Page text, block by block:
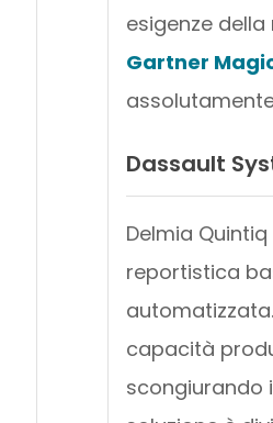
esigenze
Gartner
Dassault
Delmia
reportistica
capacità
scongiurando